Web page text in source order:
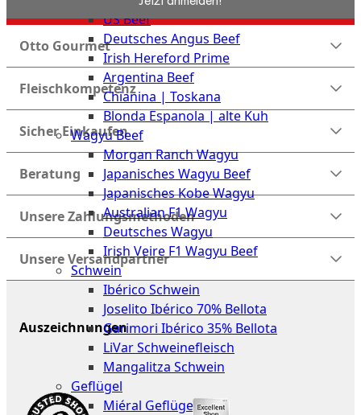
Club
Stuttgart
US Beef
Deutsches Angus Beef
Irish Hereford Prime
Argentina Beef
Chianina | Toskana
Blonda Espanola | alte Kuh
Wagyu Beef
Morgan Ranch Wagyu
Japanisches Wagyu Beef
Japanisches Kobe Wagyu
Australian F1 Wagyu
Deutsches Wagyu
Irish Veire F1 Wagyu Beef
Schwein
Ibérico Schwein
Joselito Ibérico 70% Bellota
Garimori Ibérico 35% Bellota
LiVar Schweinefleisch
Mangalitza Schwein
Geflügel
Miéral Geflügel
Otto Gourmet
Fleischkompetenz
Sicher Einkaufen
Beratung
Unsere Zahlungsmethoden
Unsere Versandpartner
Auszeichnungen